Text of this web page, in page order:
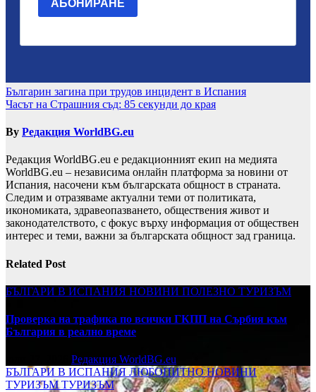
Навигация
Българин загина при трудов инцидент в Испания
Часът на Страшния съд: 85 секунди до края
By Редакция WorldBG.eu
Редакция WorldBG.eu е редакционният екип на медията
WorldBG.eu – независима онлайн платформа за новини от
Испания, насочени към българската общност в страната.
Следим и отразяваме актуални теми от политиката,
икономиката, здравеопазването, обществения живот и
законодателството, с фокус върху информация от обществен
интерес и теми, важни за българската общност зад граница.
Related Post
БЪЛГАРИ В ИСПАНИЯ НОВИНИ ПОЛЕЗНО ТУРИЗЪМ
Проверка на трафика по всички ГКПП на Сърбия към
България в реално време
Редакция WorldBG.eu
БЪЛГАРИ В ИСПАНИЯ ЛЮБОПИТНОНОВИНИ
ТУРИЗЪМТУРИЗЪМ